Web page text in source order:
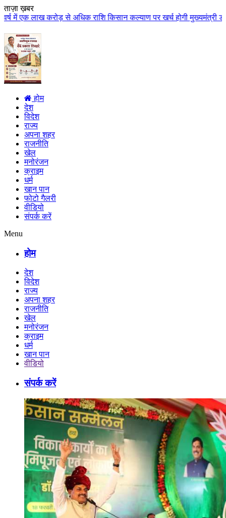
ताज़ा ख़बर
से अधिक राशि किसान कल्याण पर खर्च होगी मुख्यमंत्री डॉ. यादव के
होम
देश
विदेश
राज्य
अपना शहर
राजनीति
खेल
मनोरंजन
क्राइम
धर्म
खान पान
फोटो गैलरी
वीडियो
संपर्क करें
Menu
होम
देश
विदेश
राज्य
अपना शहर
राजनीति
खेल
मनोरंजन
क्राइम
धर्म
खान पान
वीडियो
संपर्क करें